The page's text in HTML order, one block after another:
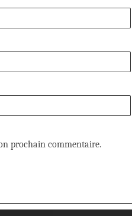
prochain commentaire.